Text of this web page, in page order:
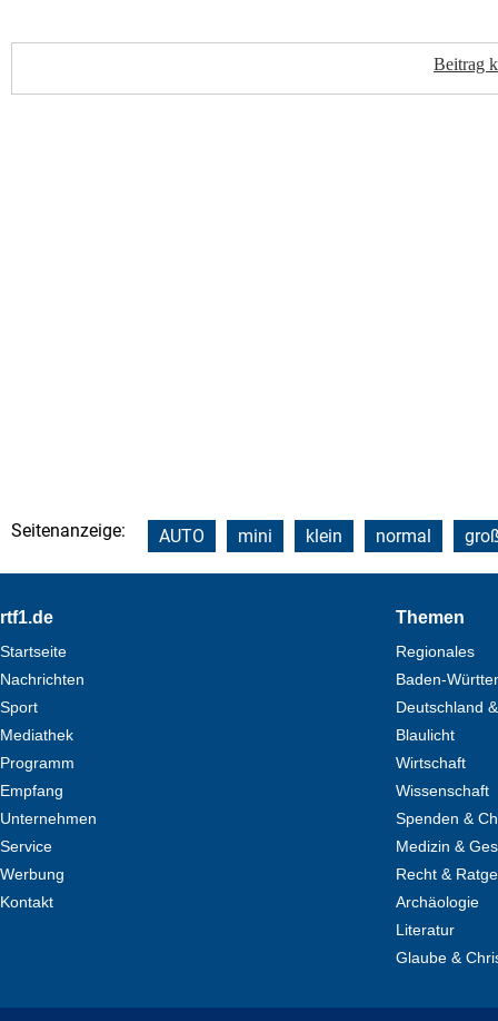
Beitrag
Seitenanzeige: AUTO mini klein normal
Footer
rtf1.de
Startseite
Nachrichten
Sport
Mediathek
Programm
Empfang
Unternehmen
Service
Werbung
Kontakt
Themen
Regionales
Baden-
Deutschland
Blaulicht
Wirtschaft
Wissenschaft
Spenden &
Medizin &
Recht &
Archäologie
Literatur
Glaube &